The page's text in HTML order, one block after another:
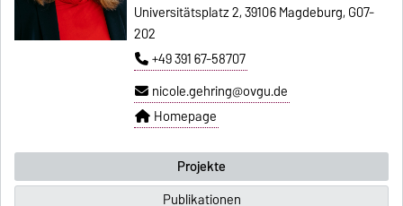
Universitätsplatz 2, 39106 Magdeburg, G07-
202
+49 391 67-58707
nicole.gehring@ovgu.de
Homepage
Projekte
Publikationen